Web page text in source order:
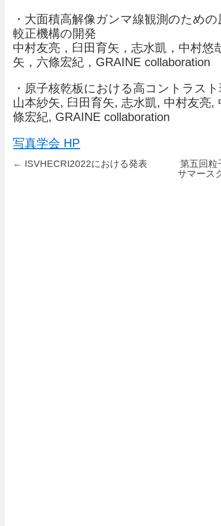
・大面積高解像ガンマ線観測のため
較正機構の開発
中村友亮，臼田育矢，志水凱，中村悠
矢，六條宏紀，GRAINE collaboration
・原子核乾板における高コントラス
山本紗矢, 臼田育矢, 志水凱, 中村友亮,
條宏紀, GRAINE collaboration
写真学会 HP
← ISVHECRI2022における発表
第五回粒
サマース